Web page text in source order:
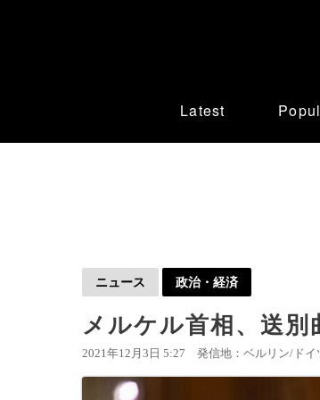
Latest
ニュース 政治・経済
メルケル首相、送
2021年12月3日 5:27 発信地：ベルリン/ドイ